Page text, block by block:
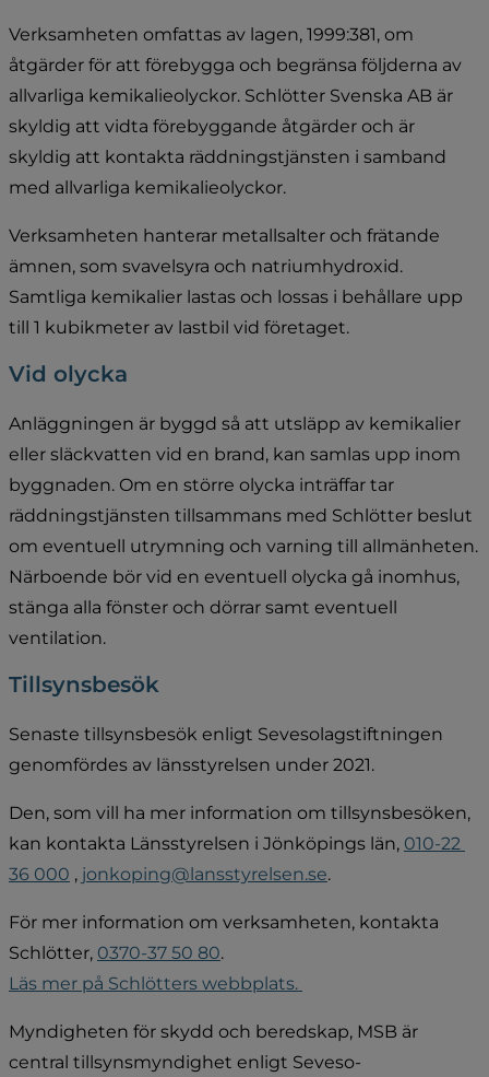
Verksamheten omfattas av lagen, 1999:381, om
åtgärder för att förebygga och begränsa följderna av
allvarliga kemikalieolyckor. Schlötter Svenska AB är
skyldig att vidta förebyggande åtgärder och är
skyldig att kontakta räddningstjänsten i samband
med allvarliga kemikalieolyckor.
Verksamheten hanterar metallsalter och frätande
ämnen, som svavelsyra och natriumhydroxid.
Samtliga kemikalier lastas och lossas i behållare upp
till 1 kubikmeter av lastbil vid företaget.
Vid olycka
Anläggningen är byggd så att utsläpp av kemikalier
eller släckvatten vid en brand, kan samlas upp inom
byggnaden. Om en större olycka inträffar tar
räddningstjänsten tillsammans med Schlötter beslut
om eventuell utrymning och varning till allmänheten.
Närboende bör vid en eventuell olycka gå inomhus,
stänga alla fönster och dörrar samt eventuell
ventilation.
Tillsynsbesök
Senaste tillsynsbesök enligt Sevesolagstiftningen
genomfördes av länsstyrelsen under 2021.
Den, som vill ha mer information om tillsynsbesöken,
kan kontakta Länsstyrelsen i Jönköpings län, 010-22
36 000 , jonkoping@lansstyrelsen.se.
För mer information om verksamheten, kontakta
Schlötter, 0370-37 50 80.
Läs mer på Schlötters webbplats.
Myndigheten för skydd och beredskap, MSB är
central tillsynsmyndighet enligt Seveso-